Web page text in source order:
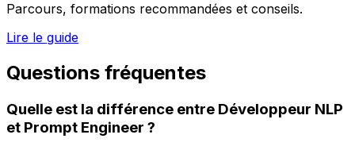
Parcours, formations recommandées et conseils.
Lire le guide
Questions fréquentes
Quelle est la différence entre Développeur NLP
et Prompt Engineer ?